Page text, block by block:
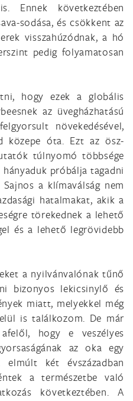
Ennek következtében
sodása, és csökkent az
visszahúzódnak, a hó
pedig folyamatosan
hogy ezek a globális
az üvegházhatású
növekedésével,
közepe óta. Ezt az ösz-
túlnyomó többsége
próbálja tagadni
a klímaválság nem
hatalmakat, akik a
törekednek a lehető
és a lehető legrövidebb
a nyilvánvalónak tűnő
bizonyos lekicsinylő és
miatt, melyekkel még
is találkozom. De már
hogy e veszélyes
az oka egy
két évszázadban
a természetbe való
következtében. A